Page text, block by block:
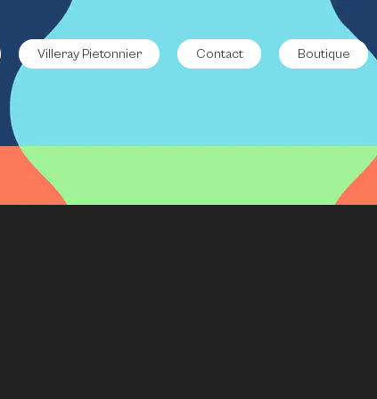
Villeray Pietonnier Contact Boutique